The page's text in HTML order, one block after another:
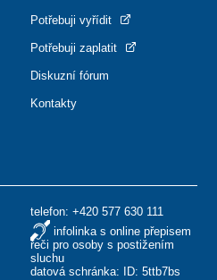
telefon: +420 577 630 111
infolinka s online přepisem
řeči pro osoby s postižením
sluchu
datová schránka: ID: 5ttb7bs
Potřebuji vyřídit
Potřebuji zaplatit
Diskuzní fórum
Kontakty